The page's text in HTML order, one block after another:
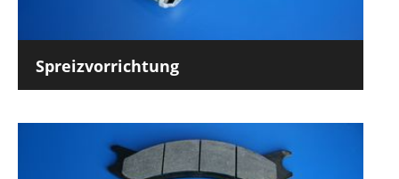
Spreizvorrichtung